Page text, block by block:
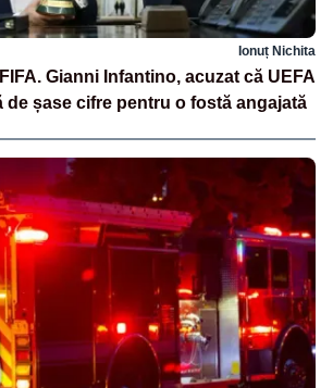
Ionuț Nichita
Gianni Infantino, acuzat că UEFA
de șase cifre pentru o fostă angajată